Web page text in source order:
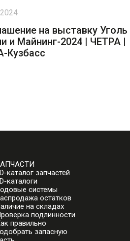
на выставку Уголь
и Майнинг-2024 | ЧЕТРА |
Кузбасс
каталог запчастей
каталоги
системы
остатков
на складах
подлинности
правильно
запасную